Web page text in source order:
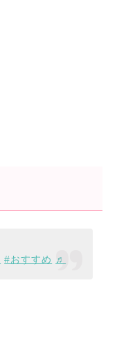
#おすすめ ♬